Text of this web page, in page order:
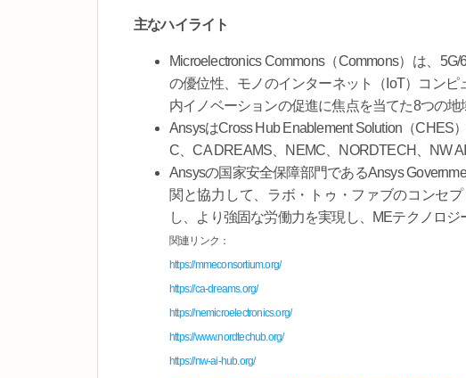
主なハイライト
Microelectronics Commons（Commons）は、
の優位性、モノのインターネット（IoT）コン
内イノベーションの促進に焦点を当てた8つの
AnsysはCross Hub Enablement Solution（
C、CA DREAMS、NEMC、NORDTECH、NW
Ansysの国家安全保障部門であるAnsys
関と協力して、ラボ・トゥ・ファブのコンセ
し、より強固な労働力を実現し、MEテクノロ
関連リンク：
https://mmeconsortium.org/
https://ca-dreams.org/
https://nemicroelectronics.org/
https://www.nordtechub.org/
https://nw-ai-hub.org/